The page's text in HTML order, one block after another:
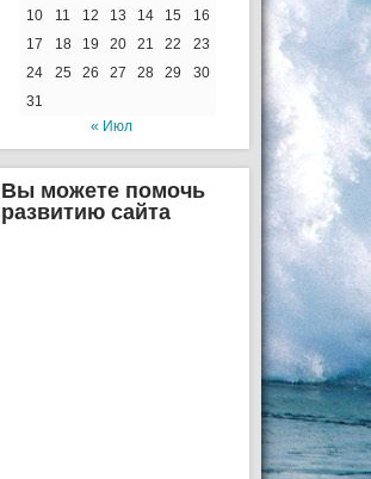
10
11 12 13 14 15
16
17
18 19 20 21 22
23
24
25 26 27 28 29
30
31
« Июл
Вы можете помочь
развитию сайта